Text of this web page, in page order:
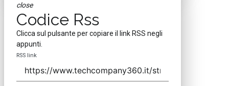
close
Codice Rss
Clicca sul pulsante per copiare il link RSS negli
appunti.
RSS link